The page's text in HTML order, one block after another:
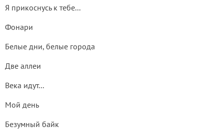
Я прикоснусь к тебе...
Фонари
Белые дни, белые города
Две аллеи
Века идут...
Мой день
Бeзумный байк